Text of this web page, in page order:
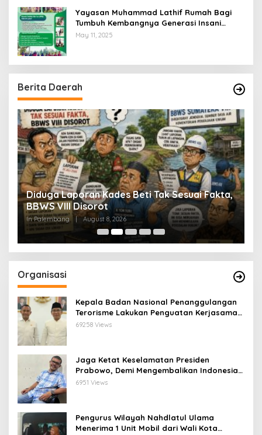
Yayasan Muhammad Lathif Rumah Bagi
Tumbuh Kembangnya Generasi Insani
Cerdas dan Berkarakter
May 11, 2025
Berita Daerah
Diduga Laporan Kades Beti Tak Sesuai Fakta,
BBWS VIII Disorot
In Palembang | August 8, 2026
Organisasi
Kepala Badan Nasional Penanggulangan
Terorisme Lakukan Penguatan Kerjasama
Ketua Pengurus Besar Nahdlatul Ulama
69258 Views
Jaga Ketat Keselamatan Presiden
Prabowo, Demi Mengembalikan Indonesia
Menjadi Macan Asia
6951 Views
Pengurus Wilayah Nahdlatul Ulama
Menerima 1 Unit Mobil dari Wali Kota